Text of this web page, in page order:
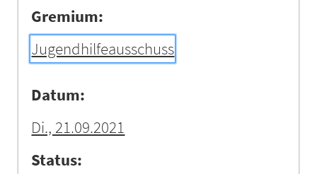
Gremium:
Jugendhilfeausschuss
Datum:
Di., 21.09.2021
Status: